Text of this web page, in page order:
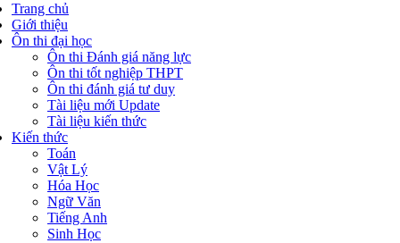
Trang chủ
Giới thiệu
Ôn thi đại học
Ôn thi Đánh giá năng lực
Ôn thi tốt nghiệp THPT
Ôn thi đánh giá tư duy
Tài liệu mới Update
Tài liệu kiến thức
Kiến thức
Toán
Vật Lý
Hóa Học
Ngữ Văn
Tiếng Anh
Sinh Học